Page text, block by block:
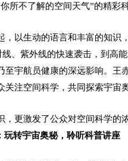
所不了解的空间天气”的精彩
，以生动的语言和丰富的知
、紫外线的快速袭击，到高
至宇航员健康的深远影响。
注空间科学，共同探索宇宙奥
更激发了公众对空间科学的
玩转宇宙奥秘，聆听科普讲座